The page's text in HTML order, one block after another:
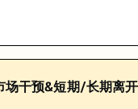
干预&短期/长期离